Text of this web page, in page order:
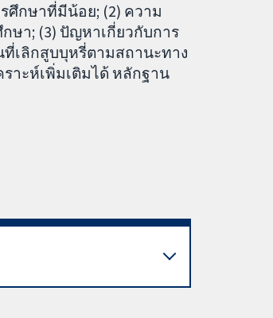
ศึกษาที่มีน้อย; (2) ความ
ษา; (3) ปัญหาเกี่ยวกับการ
เลิกสูบบุหรี่ตามสถานะทาง
าะห์เพิ่มเติมได้ หลักฐาน